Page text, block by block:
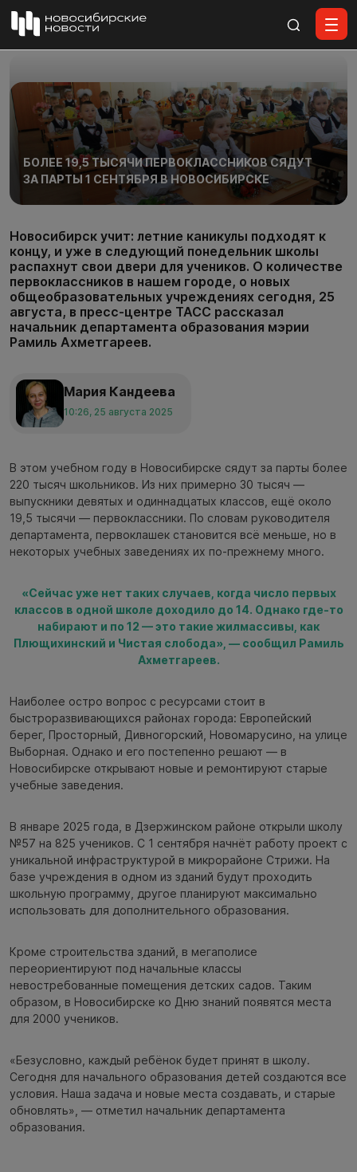
БОЛЕЕ 19,5 ТЫСЯЧИ ПЕРВОКЛАССНИКОВ СЯДУТ
ЗА ПАРТЫ 1 СЕНТЯБРЯ В НОВОСИБИРСКЕ
Новосибирск учит: летние каникулы подходят к
концу, и уже в следующий понедельник школы
распахнут свои двери для учеников. О количестве
первоклассников в нашем городе, о новых
общеобразовательных учреждениях сегодня, 25
августа, в пресс-центре ТАСС рассказал
начальник департамента образования мэрии
Рамиль Ахметгареев.
Мария Кандеева
10:26, 25 августа 2025
В этом учебном году в Новосибирске сядут за парты более
220 тысяч школьников. Из них примерно 30 тысяч —
выпускники девятых и одиннадцатых классов, ещё около
19,5 тысячи — первоклассники. По словам руководителя
департамента, первоклашек становится всё меньше, но в
некоторых учебных заведениях их по-прежнему много.
«Сейчас уже нет таких случаев, когда число первых
классов в одной школе доходило до 14. Однако где-то
набирают и по 12 — это такие жилмассивы, как
Плющихинский и Чистая слобода», — сообщил Рамиль
Ахметгареев.
Наиболее остро вопрос с ресурсами стоит в
быстроразвивающихся районах города: Европейский
берег, Просторный, Дивногорский, Новомарусино, на улице
Выборная. Однако и его постепенно решают — в
Новосибирске открывают новые и ремонтируют старые
учебные заведения.
В январе 2025 года, в Дзержинском районе открыли школу
№57 на 825 учеников. С 1 сентября начнёт работу проект с
уникальной инфраструктурой в микрорайоне Стрижи. На
базе учреждения в одном из зданий будут проходить
школьную программу, другое планируют максимально
использовать для дополнительного образования.
Кроме строительства зданий, в мегаполисе
переориентируют под начальные классы
невостребованные помещения детских садов. Таким
образом, в Новосибирске ко Дню знаний появятся места
для 2000 учеников.
«Безусловно, каждый ребёнок будет принят в школу.
Сегодня для начального образования детей создаются все
условия. Наша задача и новые места создавать, и старые
обновлять», — отметил начальник департамента
образования.